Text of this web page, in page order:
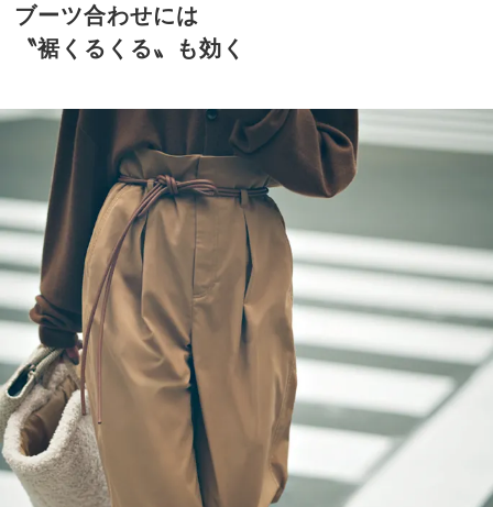
ブーツ合わせには
〝裾くるくる〟も効く